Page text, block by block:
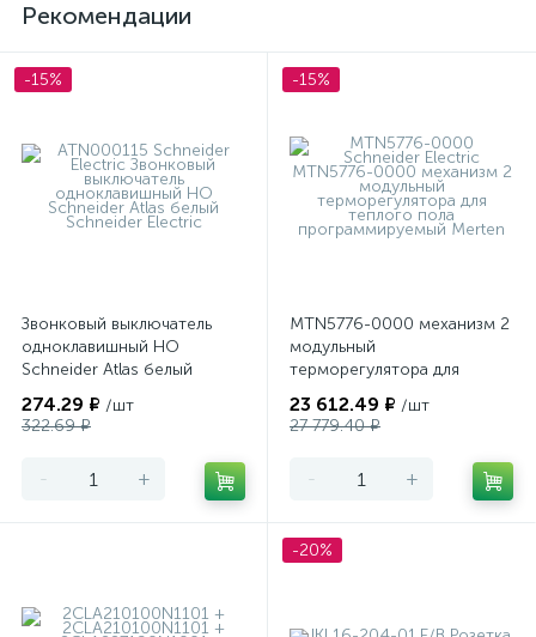
Рекомендации
-15%
Звонковый выключатель
одноклавишный НО
Schneider Atlas белый
274.29 ₽ /шт
322.69 ₽
- +
-15%
MTN5776-0000 механизм 2
модульный
терморегулятора для
программируемый Merten
23 612.49 ₽ /шт
27 779.40 ₽
- +
-20%